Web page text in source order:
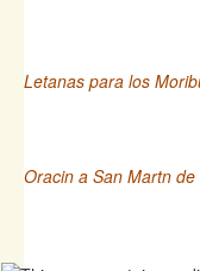
Letanas para los
Oracin a San Martn